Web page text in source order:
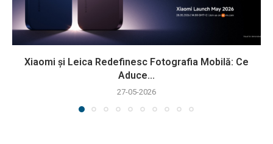
Xiaomi și Leica Redefinesc Fotografia Mobilă: Ce
Aduce...
27-05-2026